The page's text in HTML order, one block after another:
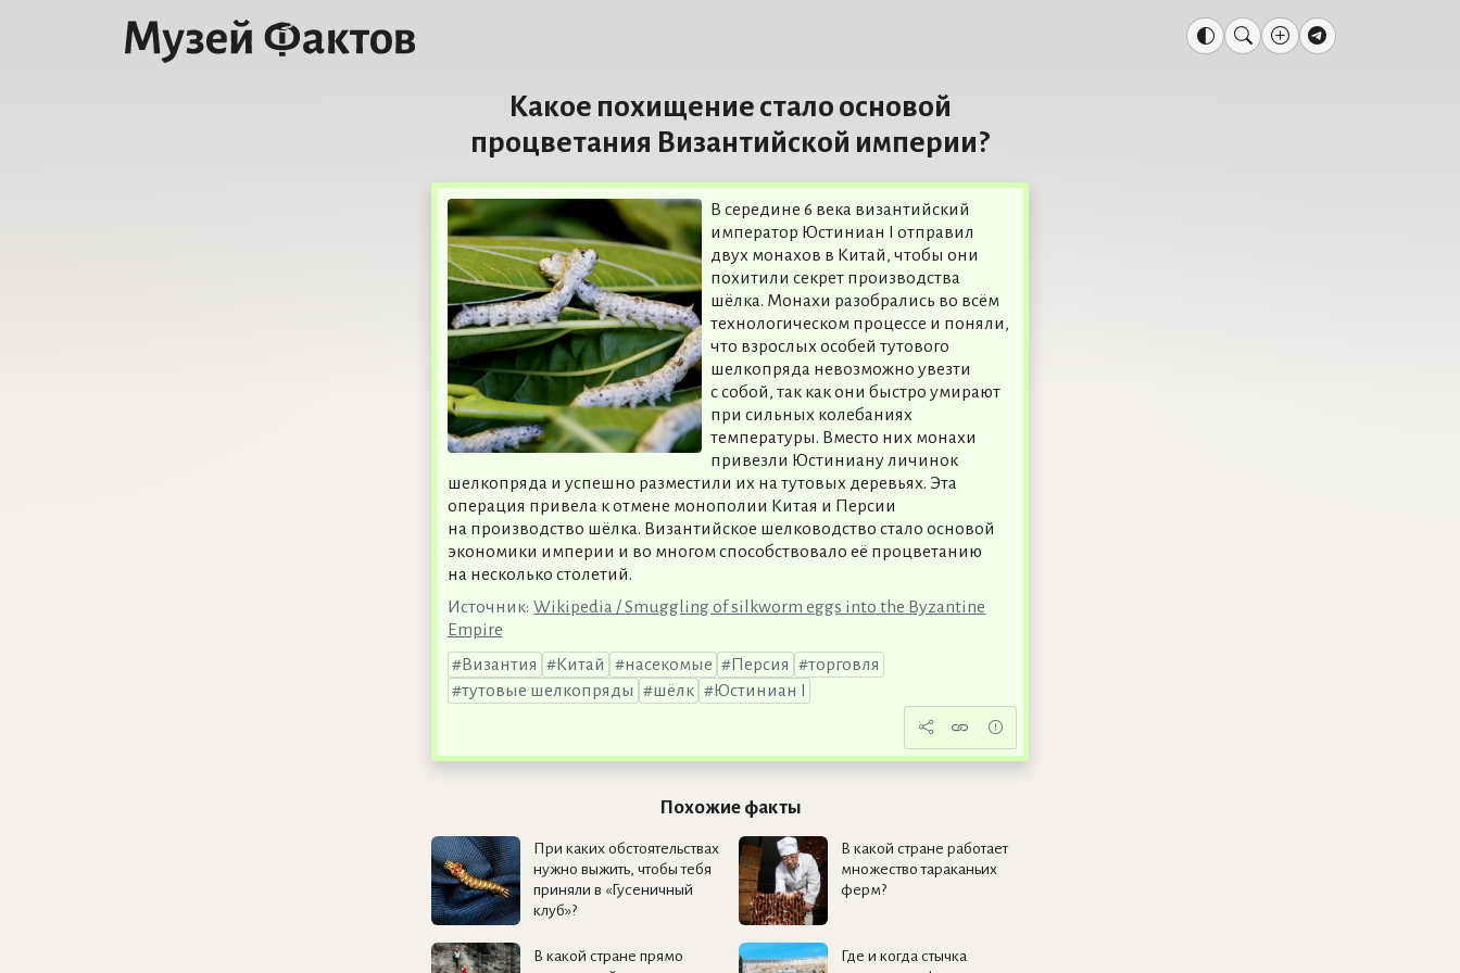
Какое похищение стало основой
процветания Византийской империи?
В середине 6 века византийский
император Юстиниан I отправил
двух монахов в Китай, чтобы они
похитили секрет производства
шёлка. Монахи разобрались во всём
технологическом процессе и поняли,
что взрослых особей тутового
шелкопряда невозможно увезти
с собой, так как они быстро умирают
при сильных колебаниях
температуры. Вместо них монахи
привезли Юстиниану личинок
шелкопряда и успешно разместили их на тутовых деревьях. Эта
операция привела к отмене монополии Китая и Персии
на производство шёлка. Византийское шелководство стало основой
экономики империи и во многом способствовало её процветанию
на несколько столетий.
Источник: Wikipedia / Smuggling of silkworm eggs into the Byzantine
Empire
Византия
Китай насекомые Персия
торговля
тутовые шелкопряды
шёлк Юстиниан I
Похожие факты
При каких обстоятельствах
нужно выжить, чтобы тебя
приняли в «Гусеничный
клуб»?
В какой стране работает
множество тараканьих
ферм?
В какой стране прямо
Где и когда стычка